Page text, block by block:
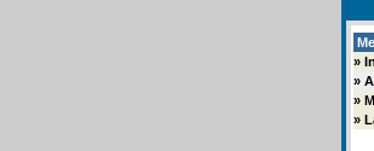
»
»
»
»